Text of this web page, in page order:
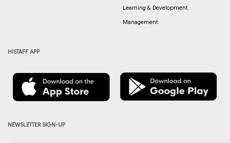
Learning & Development
Management
HISTAFF APP
NEWSLETTER SIGN-UP